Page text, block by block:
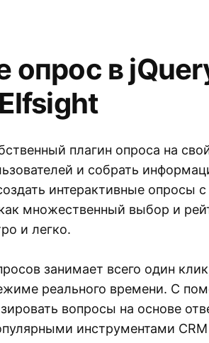
опрос в
плагин опроса на
и собрать
интерактивные опросы
множественный выбор и
и легко.
занимает всего один
реального времени. С
вопросы на основе
инструментами